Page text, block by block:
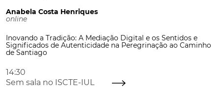
Anabela Costa Henriques
online
Inovando a Tradição: A Mediação Digital e os Sentidos e
Significados de Autenticidade na Peregrinação ao Caminho
de Santiago
14:30
Sem sala no ISCTE-IUL